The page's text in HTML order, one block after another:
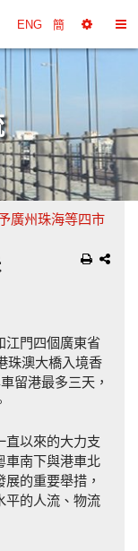
ENG 簡
擇
工
具
換
廣州珠海等四市
江門四個廣東省
珠澳大橋入境香
留港最多三天，
直以來的大力支
車南下與港車北
的重要舉措，
平的人流、物流